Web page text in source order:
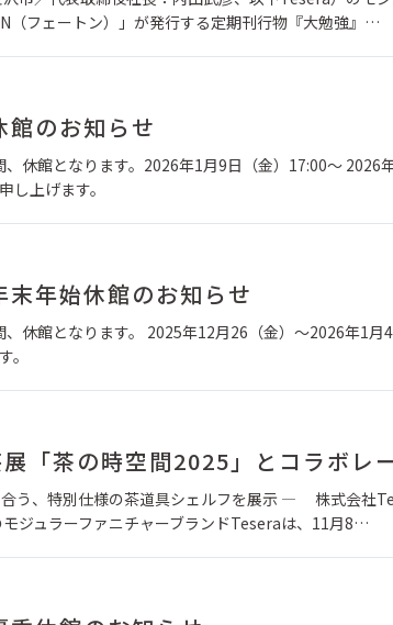
（フェートン）」が発行する定期刊行物『大勉強』…
のお知らせ
休館となります。2026年1月9日（金）17:00～ 2026
し上げます。
年始休館のお知らせ
休館となります。 2025年12月26（金）～2026年1
。
「茶の時空間2025」とコラボレ
う、特別仕様の茶道具シェルフを展示 ― 株式会社
ジュラーファニチャーブランドTeseraは、11月8…